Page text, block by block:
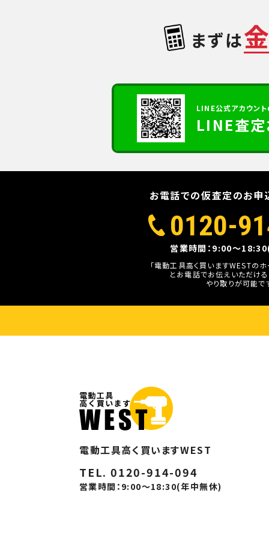
まずは
LINE公式アカウン
LINE査
お電話での仮査定のお申
0120-
営業時間：9:00～
「電動工具高く買いますWESTの
とお電話でお伝えいただけ
やり取りが可能で
電動工具高く買いますWEST
TEL. 0120-914-094
営業時間：9:00～18:30(年中無休)